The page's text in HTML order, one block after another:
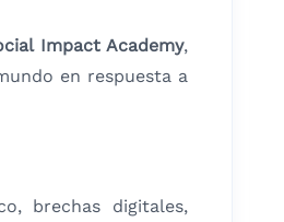
Impact Academy,
en respuesta a
brechas digitales,